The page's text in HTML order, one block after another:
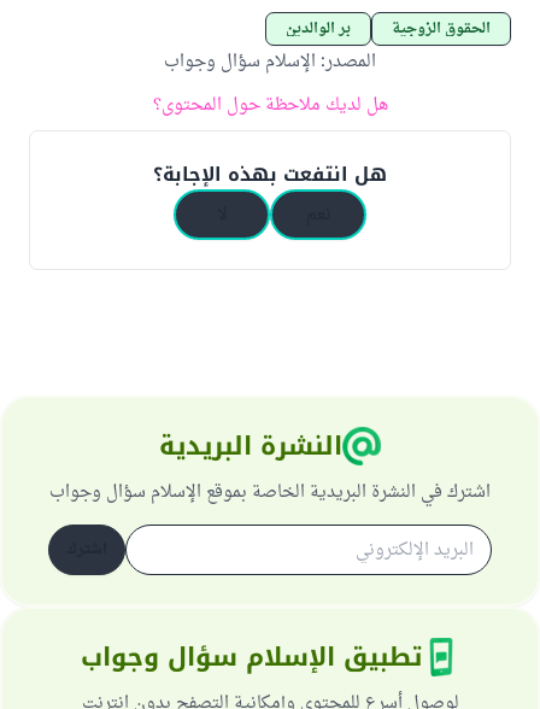
الحقوق الزوجية بر الوالدين
المصدر: الإسلام سؤال وجواب
هل لديك ملاحظة حول المحتوى؟
هل انتفعت بهذه الإجابة؟
النشرة البريدية
اشترك في النشرة البريدية الخاصة بموقع الإسلام سؤال وجواب
تطبيق الإسلام سؤال وجواب